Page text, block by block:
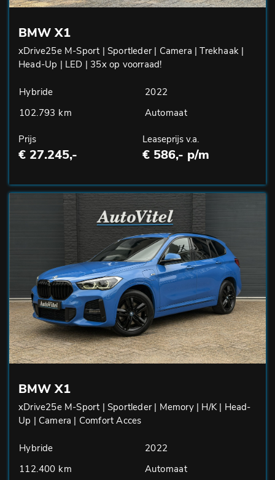
BMW X1
xDrive25e M-Sport | Sportleder | Camera | Trekhaak |
Head-Up | LED | 35x op voorraad!
Hybride
2022
102.793 km
Automaat
Prijs
€ 27.245,-
Leaseprijs v.a.
€ 586,- p/m
BMW X1
xDrive25e M-Sport | Sportleder | Memory | H/K | Head-
Up | Camera | Comfort Acces
Hybride
2022
112.400 km
Automaat